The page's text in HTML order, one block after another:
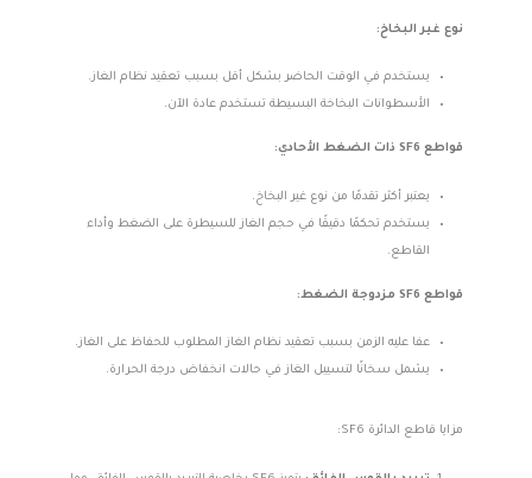
نوع غير البخاخ:
يستخدم في الوقت الحاضر بشكل أقل بسبب تعقيد نظام الغاز.
الأسطوانات البخاخة البسيطة تستخدم عادة الآن.
قواطع SF6 ذات الضغط الأحادي:
يعتبر أكثر تقدمًا من نوع غير البخاخ.
يستخدم تحكمًا دقيقًا في حجم الغاز للسيطرة على الضغط وأداء
القاطع.
قواطع SF6 مزدوجة الضغط:
عفا عليه الزمن بسبب تعقيد نظام الغاز المطلوب للحفاظ على الغاز.
يشمل سخانًا لتسييل الغاز في حالات انخفاض درجة الحرارة.
مزايا قاطع الدائرة SF6: